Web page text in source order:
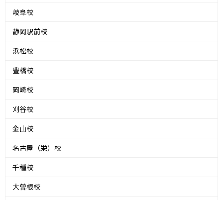
岐阜校
静岡駅前校
浜松校
豊橋校
岡崎校
刈谷校
金山校
名古屋（栄）校
千種校
大曽根校